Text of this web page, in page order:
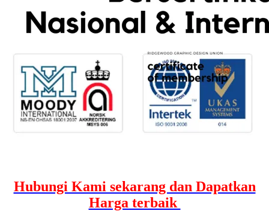
Hubungi Kami sekarang dan Dapatkan
Harga terbaik